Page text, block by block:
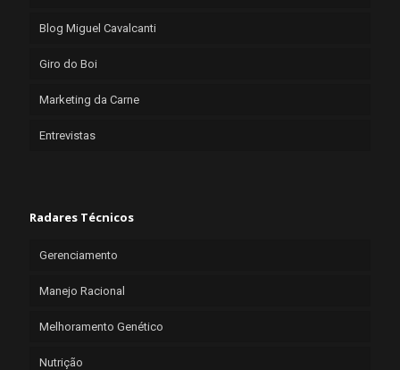
Blog Miguel Cavalcanti
Giro do Boi
Marketing da Carne
Entrevistas
Radares Técnicos
Gerenciamento
Manejo Racional
Melhoramento Genético
Nutrição